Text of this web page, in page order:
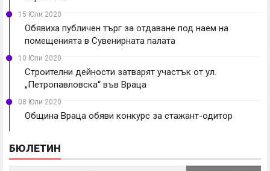
15 Юли 2020
Обявиха публичен търг за отдаване под наем на
помещенията в Сувенирната палата
10 Юли 2020
Строителни дейности затварят участък от ул.
„Петропавловска“ във Враца
08 Юли 2020
Община Враца обяви конкурс за стажант-одитор
БЮЛЕТИН